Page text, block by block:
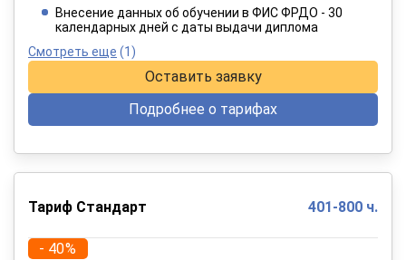
При оплате в рассрочку на 12 месяцев
Внесение данных об обучении в ФИС ФРДО - 30
календарных дней с даты выдачи диплома
Смотреть еще (1)
Оставить заявку
Подробнее о тарифах
Тариф Стандарт 401-800 ч.
- 40%